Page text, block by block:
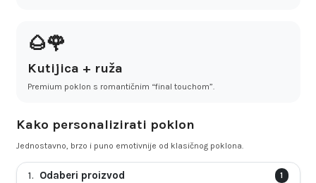
🌰🌹
Kutijica + ruža
Premium poklon s romantičnim “final touchom”.
Kako personalizirati poklon
Jednostavno, brzo i puno emotivnije od klasičnog poklona.
Odaberi proizvod
1